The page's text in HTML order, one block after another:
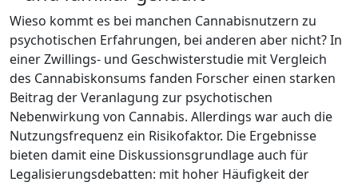
Wieso kommt es bei manchen Cannabisnutzern zu
psychotischen Erfahrungen, bei anderen aber nicht? In
einer Zwillings- und Geschwisterstudie mit Vergleich
des Cannabiskonsums fanden Forscher einen starken
Beitrag der Veranlagung zur psychotischen
Nebenwirkung von Cannabis. Allerdings war auch die
Nutzungsfrequenz ein Risikofaktor. Die Ergebnisse
bieten damit eine Diskussionsgrundlage auch für
Legalisierungsdebatten: mit hoher Häufigkeit der